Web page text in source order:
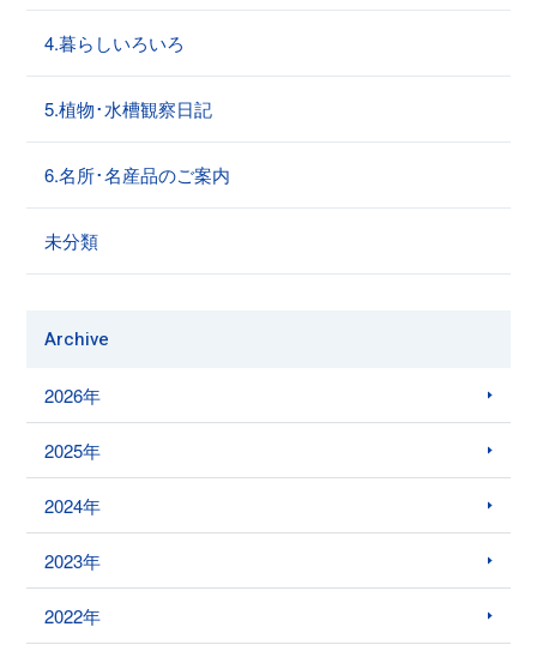
4.暮らしいろいろ
5.植物･水槽観察日記
6.名所･名産品のご案内
未分類
Archive
2026年
2025年
2024年
2023年
2022年